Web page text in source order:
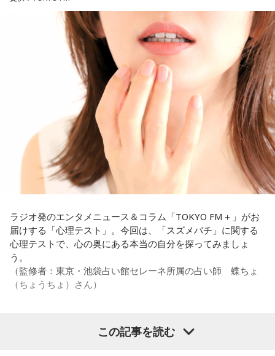
4． 懐中電灯
この心理テストでわかることは、追い詰められた時に出る、
あなたの「究極の裏の顔」です。
とっさに握りしめたものは、あなたが窮地で無意識に守ろう
とする「本当に大切なもの」を暗示しています。冷静ではい
られない極限の場面でこそ、普段は隠れているあなたの本性
が表に出るのです。
【解答】
1．鳩のぬいぐるみ……本性は「愛情深い天使」
鳩のぬいぐるみは「愛情」を暗示しています。あなたは追い
詰められても、自分より大切な誰かを思い浮かべる、利他的
なタイプ。窮地でこそ人にやさしくできる、あたたかい心の
持ち主です。ただ、自分を後回しにしすぎないよう気をつけ
てください。
2．身分証……本性は「したたかな悪魔」
身分証は「あなた自身の存在」を暗示しています。あなたは
窮地に立たされると、何よりまず自分を守り抜く、利己的な
の武器にもなるでしょう。
ラジオ発のエンタメニュース＆コラム「TOKYO FM＋」がお
届けする「心理テスト」。今回は、「スズメバチ」に関する
心理テストで、心の奥にある本当の自分を探ってみましょ
う。
（監修者：東京・池袋占い館セレーネ所属の占い師 蝶ちょ
（ちょうちょ）さん）
この記事を読む